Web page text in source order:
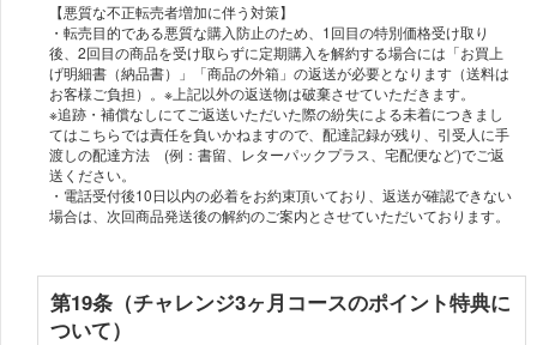
【悪質な不正転売者増加に伴う対策】
・転売目的である悪質な購入防止のため、1回目の特別価格受け取り
後、2回目の商品を受け取らずに定期購入を解約する場合には「お買上
げ明細書（納品書）」「商品の外箱」の返送が必要となります（送料は
お客様ご負担）。※上記以外の返送物は破棄させていただきます。
※追跡・補償なしにてご返送いただいた際の紛失による未着につきまし
てはこちらでは責任を負いかねますので、配達記録が残り、引受人に手
渡しの配達方法 (例：書留、レターパックプラス、宅配便など)でご返
送ください。
・電話受付後10日以内の必着をお約束頂いており、返送が確認できない
第19条（チャレンジ3ヶ月コースのポイント特典に
ついて）